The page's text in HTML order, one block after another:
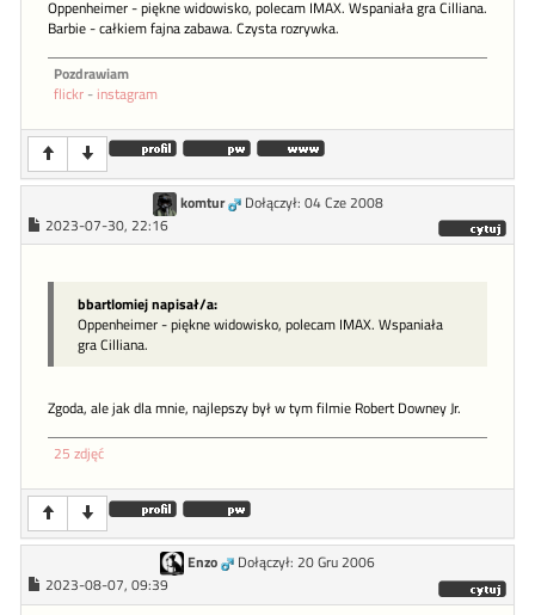
Oppenheimer - piękne widowisko, polecam IMAX. Wspaniała gra Cilliana.
Barbie - całkiem fajna zabawa. Czysta rozrywka.
Pozdrawiam
flickr - instagram
komtur
Dołączył: 04 Cze 2008
2023-07-30, 22:16
bbartlomiej napisał/a:
Oppenheimer - piękne widowisko, polecam IMAX. Wspaniała
gra Cilliana.
Zgoda, ale jak dla mnie, najlepszy był w tym filmie Robert Downey Jr.
25 zdjęć
Enzo
Dołączył: 20 Gru 2006
2023-08-07, 09:39